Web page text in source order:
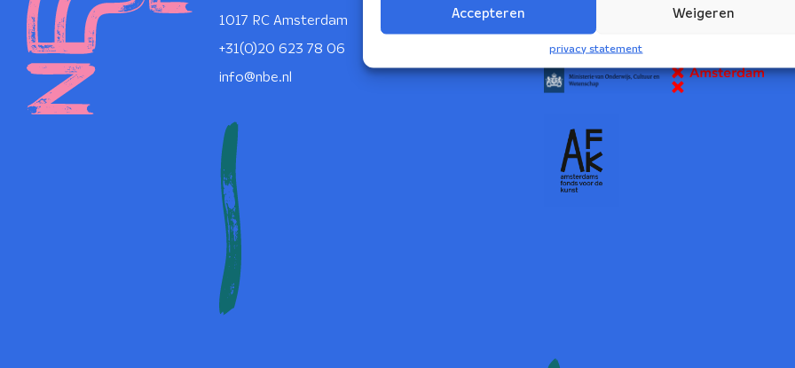
Accepteren Weigeren
privacy statement
1017 RC Amsterdam
+31(0)20 623 78 06
info@nbe.nl
NBE wordt ondersteund door: